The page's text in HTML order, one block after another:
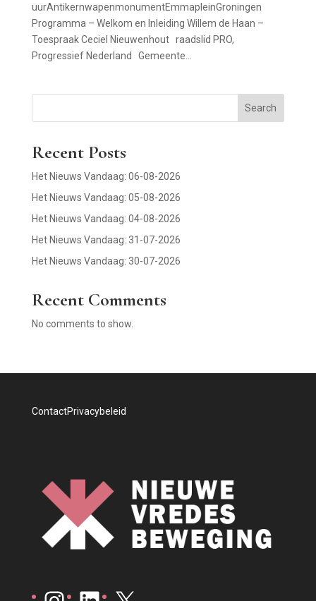
uurAntikernwapenmonumentEmmapleinGroningen
Programma – Welkom en Inleiding Willem de Haan –
Toespraak Ceciel Nieuwenhout raadslid PRO,
Progressief Nederland Gemeente...
Search
Recent Posts
Het Nieuws Vandaag: 06-08-2026
Het Nieuws Vandaag: 05-08-2026
Het Nieuws Vandaag: 04-08-2026
Het Nieuws Vandaag: 31-07-2026
Het Nieuws Vandaag: 30-07-2026
Recent Comments
No comments to show.
ContactPrivacybeleid